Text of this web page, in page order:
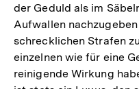
der Geduld als im
Aufwallen
schrecklichen Strafen
einzelnen wie für eine
reinigende Wirkung